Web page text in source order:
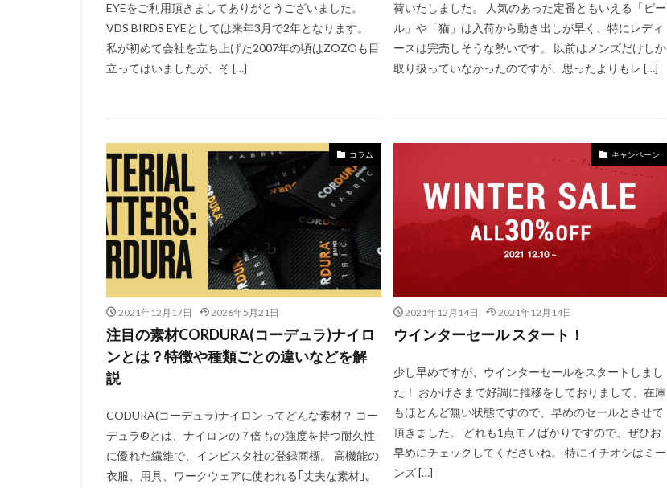
EYEをご利用頂きましてありがとうございました。
VDS BIRDS EYEとしては来年3月で2年となります。
私が初めて会社を立ち上げた2007年の頃はZOZOも目
立ってはいましたが、そ […]
荷いたしました。 人気のあった定番ともいえる「ビー
ル」や「猫」は入荷から動き出しが早く、特にレディ
ースは完売しそうな勢いです。 以前はメンズだけしか
取り扱っていなかったのですが、思ったよりもレ […]
コラム
2021年12月17日 2026年5月21日
注目の素材CORDURA(コーデュラ)ナイロ
ンとは？特徴や種類ごとの違いなどを解
説
CODURA(コーデュラ)ナイロンってどんな素材？ コー
デュラ®とは、ナイロンの７倍もの強度を持つ耐久性
に優れた繊維で、インビスタ社の登録商標。 高機能の
衣服、用具、ワークウェアに使われる｢丈夫な素材｣。
キャンペーン
2021年12月14日 2021年12月14日
ウインターセール スタート！
少し早めですが、ウインターセールをスタートしまし
た！ おかげさまで好調に推移をしておりまして、在庫
もほとんど無い状態ですので、早めのセールとさせて
頂きました。 どれも1点モノばかりですので、ぜひお
早めにチェックしてくださいね。 特にイチオシはミー
ンズ […]